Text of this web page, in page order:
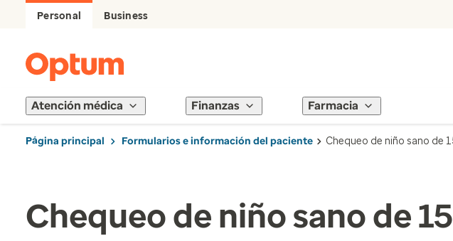
Personal Business
Atención médica Finanzas Farmacia
Página principal Formularios e información del paciente Chequeo de niño sano de
Chequeo de niño sano de